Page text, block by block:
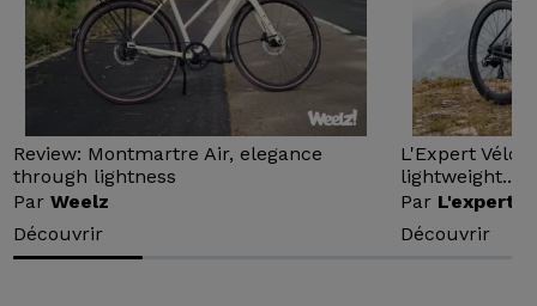
Review: Montmartre Air, elegance
through lightness
ParWeelz
Découvrir
L'Expert Vélo
lightweight...
Par L'expert
Découvrir